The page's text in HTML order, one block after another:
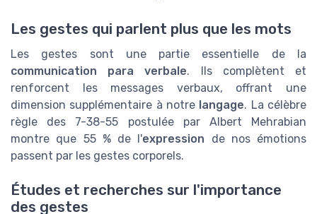
Les gestes qui parlent plus que les mots
Les gestes sont une partie essentielle de la
communication para verbale. Ils complètent et
renforcent les messages verbaux, offrant une
dimension supplémentaire à notre langage. La célèbre
règle des 7-38-55 postulée par Albert Mehrabian
montre que 55 % de l'expression de nos émotions
passent par les gestes corporels.
Études et recherches sur l'importance
des gestes